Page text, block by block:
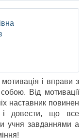
і вправи з
Від мотивації
наставник повинен
і довести, що все
учня завданнями а